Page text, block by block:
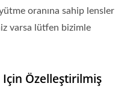
oranına sahip lensler
varsa lütfen bizimle
Özelleştirilmiş